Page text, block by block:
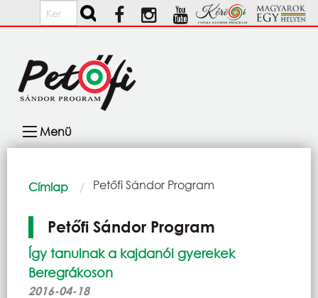
Ugrás a tartalomra
Keresés
navigáció
Menü
Morzsa
Címlap Current:
Petőfi Sándor Program
Petőfi Sándor Program
Így tanulnak a kajdanói gyerekek
Beregrákoson
2016-04-18